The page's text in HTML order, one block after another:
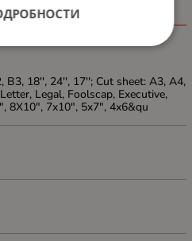
B3, 18'', 24'', 17''; Cut sheet: A3, A4,
Legal, Foolscap, Executive,
8X10", 7x10", 5x7", 4x6&qu